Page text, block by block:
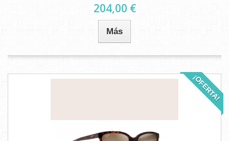
204,00 €
Más
¡OFERTA!